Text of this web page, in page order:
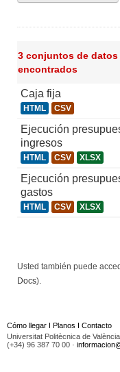
3 conjuntos de datos
encontrados
Caja fija
HTML CSV
Ejecución
ingresos
HTML CSV XLSX
Ejecución
gastos
HTML CSV XLSX
Usted también puede
Docs).
Cómo llegar I Planos I Contacto
Universitat Politècnica de
(+34) 96 387 70 00 ·